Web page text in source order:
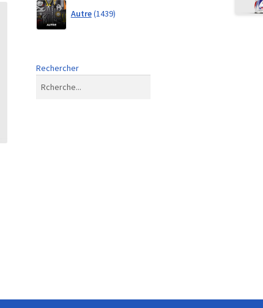
Autre 1439products
Rechercher